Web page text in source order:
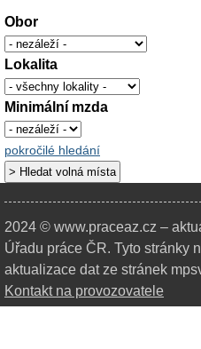
Obor
Lokalita
Minimální mzda
pokročilé hledání
2024 © www.praceaz.cz –
Úřadu práce ČR. Tyto stránky
aktualizace dat ze stránek
Kontakt na provozovatele